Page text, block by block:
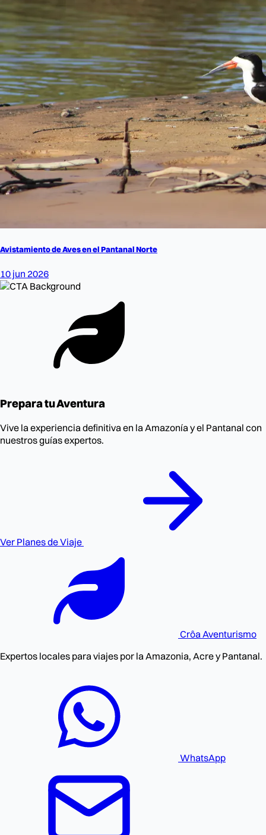
Avistamiento de Aves en el Pantanal Norte
10 jun 2026
Prepara tu Aventura
Vive la experiencia definitiva en la Amazonía y el Pantanal con
nuestros guías expertos.
Ver Planes de Viaje
CrôaAventurismo
Expertos locales para viajes por la Amazonia, Acre y Pantanal.
WhatsApp